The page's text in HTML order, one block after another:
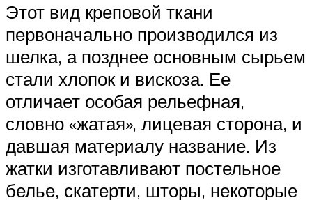
Этот вид креповой ткани
первоначально производился из
шелка, а позднее основным сырьем
стали хлопок и вискоза. Ее
отличает особая рельефная,
словно «жатая», лицевая сторона, и
давшая материалу название. Из
жатки изготавливают постельное
белье, скатерти, шторы, некоторые